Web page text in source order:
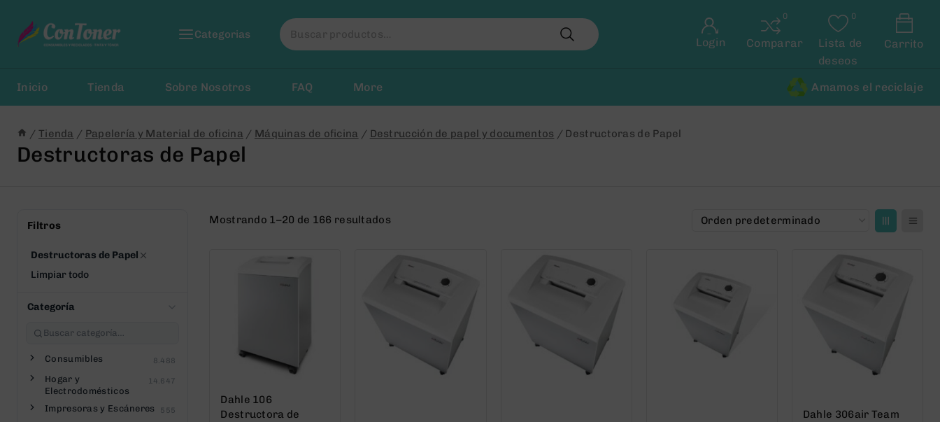
Contenido
Categorias
Buscar
por:
Login Comparar
Lista de
deseos
Carrito
Inicio Tienda Sobre Nosotros FAQ More Amamos el reciclaje
/ Tienda / Papelería y Material de oficina / Máquinas de oficina / Destrucción de papel y documentos / Destructoras de Papel
Destructoras de Papel
Mostrando 1–20 de 166 resultados
Dahle 106
Destructora de
Dahle 306air Team
Filtros
Destructoras de Papel
Limpiar todo
Categoría
Consumibles 8.488
Hogar y
Electrodomésticos
14.647
Impresoras y Escáneres 555